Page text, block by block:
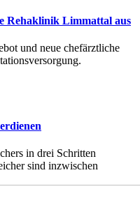
Rehaklinik Limmattal aus
und neue chefärztliche
in drei Schritten
sind inzwischen